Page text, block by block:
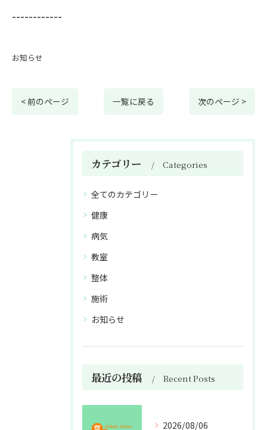
------------
お知らせ
< 前のページ 一覧に戻る 次のページ >
カテゴリー Categories
全てのカテゴリー
健康
病気
教室
整体
施術
お知らせ
最近の投稿 Recent Posts
2026/08/06